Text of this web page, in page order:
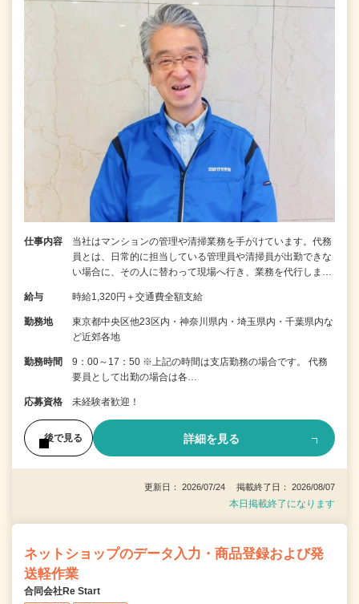
仕事内容
当社はマンションの管理や清掃業務を手がけています。代務
員とは、日常的に担当している管理員や清掃員が出勤できな
い場合に、その人に替わって現場へ行き、業務を代行しま…
給与 時給1,320円＋交通費全額支給
勤務地
東京都中央区他23区内・神奈川県内・埼玉県内・千葉県内な
ど近郊各地
勤務時間
9：00～17：50 ※上記の時間は支店勤務の場合です。 代務
要員として出勤の場合は各…
応募資格 未経験者歓迎！
後で見る 詳細を見る
更新日： 2026/07/24 掲載終了日： 2026/08/07
本日掲載終了になります
ネットショップのデータ入力・商品登録および発
送軽作業
合同会社Re Start